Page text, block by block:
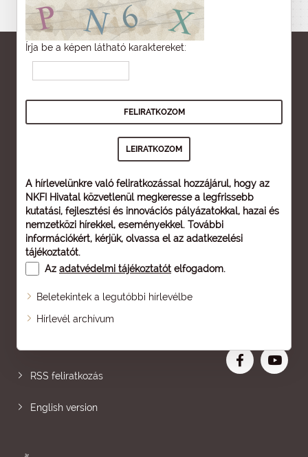
Írja be a képen látható karaktereket:
A hírlevelünkre való feliratkozással hozzájárul, hogy az
NKFI Hivatal közvetlenül megkeresse a legfrissebb
kutatási, fejlesztési és innovációs pályázatokkal, hazai és
nemzetközi hírekkel, eseményekkel. További
információkért, kérjük, olvassa el az adatkezelési
tájékoztatót.
Az adatvédelmi tájékoztatót elfogadom.
Beletekintek a legutóbbi hírlevélbe
Hírlevél archívum
Oldaltérkép
RSS feliratkozás
English version